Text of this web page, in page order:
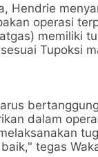
Hendrie
operasi
memiliki
Tupoksi
dalam
tegas